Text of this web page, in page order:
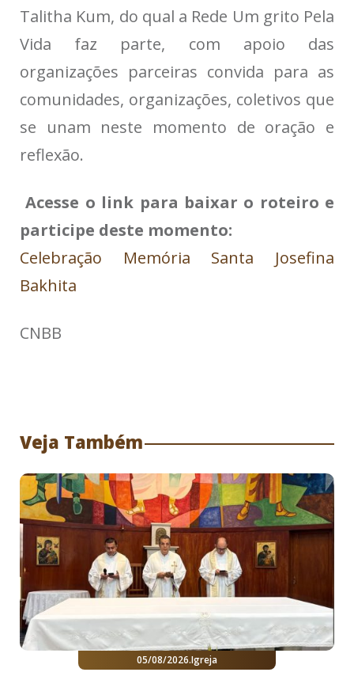
Talitha Kum, do qual a Rede Um grito Pela
Vida faz parte, com apoio das
organizações parceiras convida para as
comunidades, organizações, coletivos que
se unam neste momento de oração e
reflexão.
Acesse o link para baixar o roteiro e
participe deste momento:
Celebração Memória Santa Josefina
Bakhita
CNBB
Veja Também
05/08/2026.Igreja